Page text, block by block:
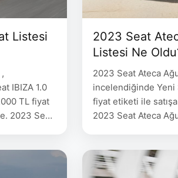
Listesi
IBIZA 1.0
TL fiyat
2023 Seat
Style
2023 Seat
Listesi Ne
2023 Seat Ateca
incelendiğinde Yeni
fiyat etiketi ile
2023 Seat Ateca
1.470.000 ATECA
FR 1.660.000